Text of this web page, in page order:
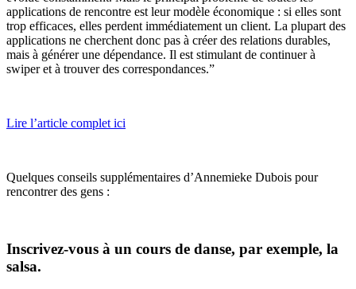
applications de rencontre est leur modèle économique : si elles sont
trop efficaces, elles perdent immédiatement un client. La plupart des
applications ne cherchent donc pas à créer des relations durables,
mais à générer une dépendance. Il est stimulant de continuer à
swiper et à trouver des correspondances.”
Lire l’article complet ici
Quelques conseils supplémentaires d’Annemieke Dubois pour
rencontrer des gens :
Inscrivez-vous à un cours de danse, par exemple, la
salsa.